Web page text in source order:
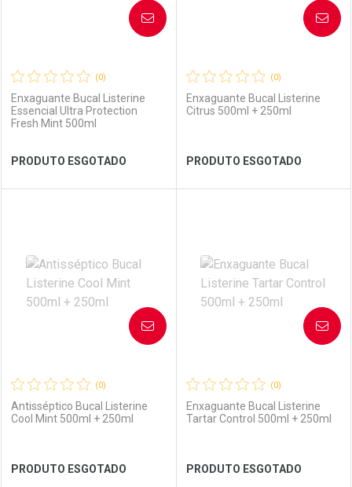
Ver Desconto Convênio Ver Desconto Convênio
(0)
Enxaguante Bucal Listerine
Essencial Ultra Protection
Fresh Mint 500ml
PRODUTO ESGOTADO
AVISE-ME
Laboratório
Ver Desconto Convênio
Por Menos
(0)
Enxaguante Bucal Listerine
Citrus 500ml + 250ml
PRODUTO ESGOTADO
AVISE-ME
Laboratório
Ver Desconto Convênio
Por Menos
(0)
Antisséptico Bucal Listerine
Cool Mint 500ml + 250ml
PRODUTO ESGOTADO
AVISE-ME
(0)
Enxaguante Bucal Listerine
Tartar Control 500ml + 250ml
PRODUTO ESGOTADO
AVISE-ME